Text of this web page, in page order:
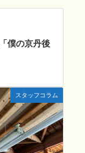
僕の京丹後
スタッフコラム